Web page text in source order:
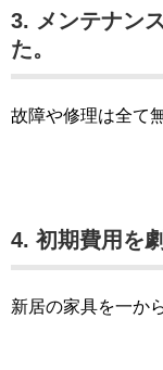
3. メンテナン
た。
故障や修理は全て
4. 初期費用を
新居の家具を一か